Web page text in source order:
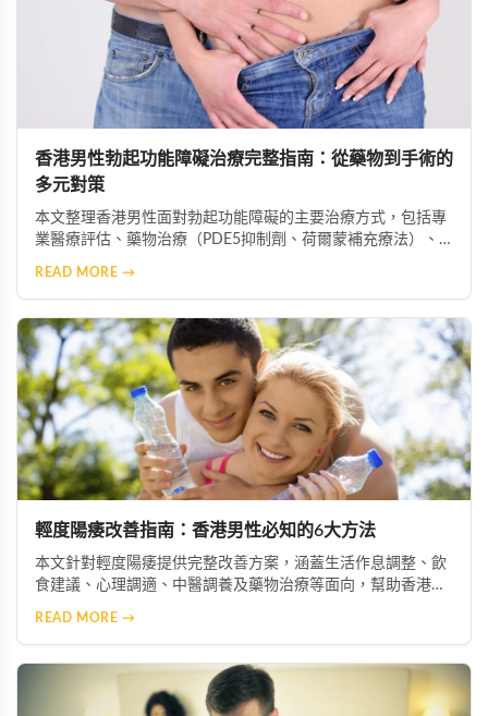
香港男性勃起功能障礙治療完整指南：從藥物到手術的
多元對策
本文整理香港男性面對勃起功能障礙的主要治療方式，包括專
業醫療評估、藥物治療（PDE5抑制劑、荷爾蒙補充療法）、
READ MORE →
輕度陽痿改善指南：香港男性必知的6大方法
本文針對輕度陽痿提供完整改善方案，涵蓋生活作息調整、飲
食建議、心理調適、中醫調養及藥物治療等面向，幫助香港男
READ MORE →